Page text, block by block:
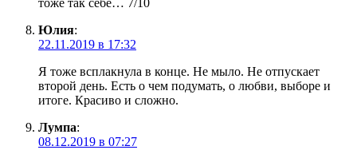
Юлия:
22.11.2019 в 17:32
Я тоже всплакнула в конце. Не мыло. Не отпускает
второй день. Есть о чем подумать, о любви, выборе и
итоге. Красиво и сложно.
Лумпа:
08.12.2019 в 07:27